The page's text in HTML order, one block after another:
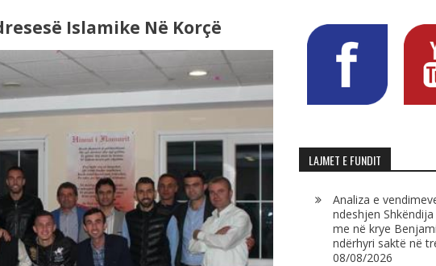
Islamike Në Korçë
LAJMET E FUNDIT
Analiza e
ndeshjen Shkëndija
me në krye
ndërhyri saktë në
08/08/2026